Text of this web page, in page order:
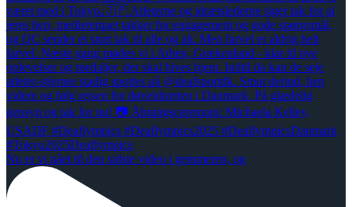
Nu er vi nået til den sidste video i gemmeren, og